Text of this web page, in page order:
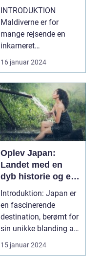
INTRODUKTION
Maldiverne er for
mange rejsende en
inkarneret
drømmedestination.
Dette ørige beståend...
16 januar 2024
Oplev Japan:
Landet med en
dyb historie og en
enestående kultur
Introduktion: Japan er
en fascinerende
destination, berømt for
sin unikke blanding af
tradition og i...
15 januar 2024